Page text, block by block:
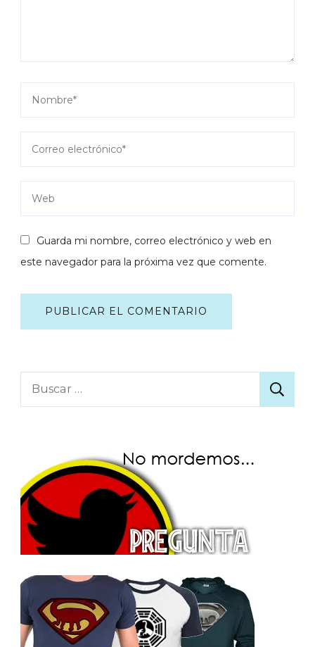
Guarda mi nombre, correo electrónico y web en
este navegador para la próxima vez que comente.
Buscar: